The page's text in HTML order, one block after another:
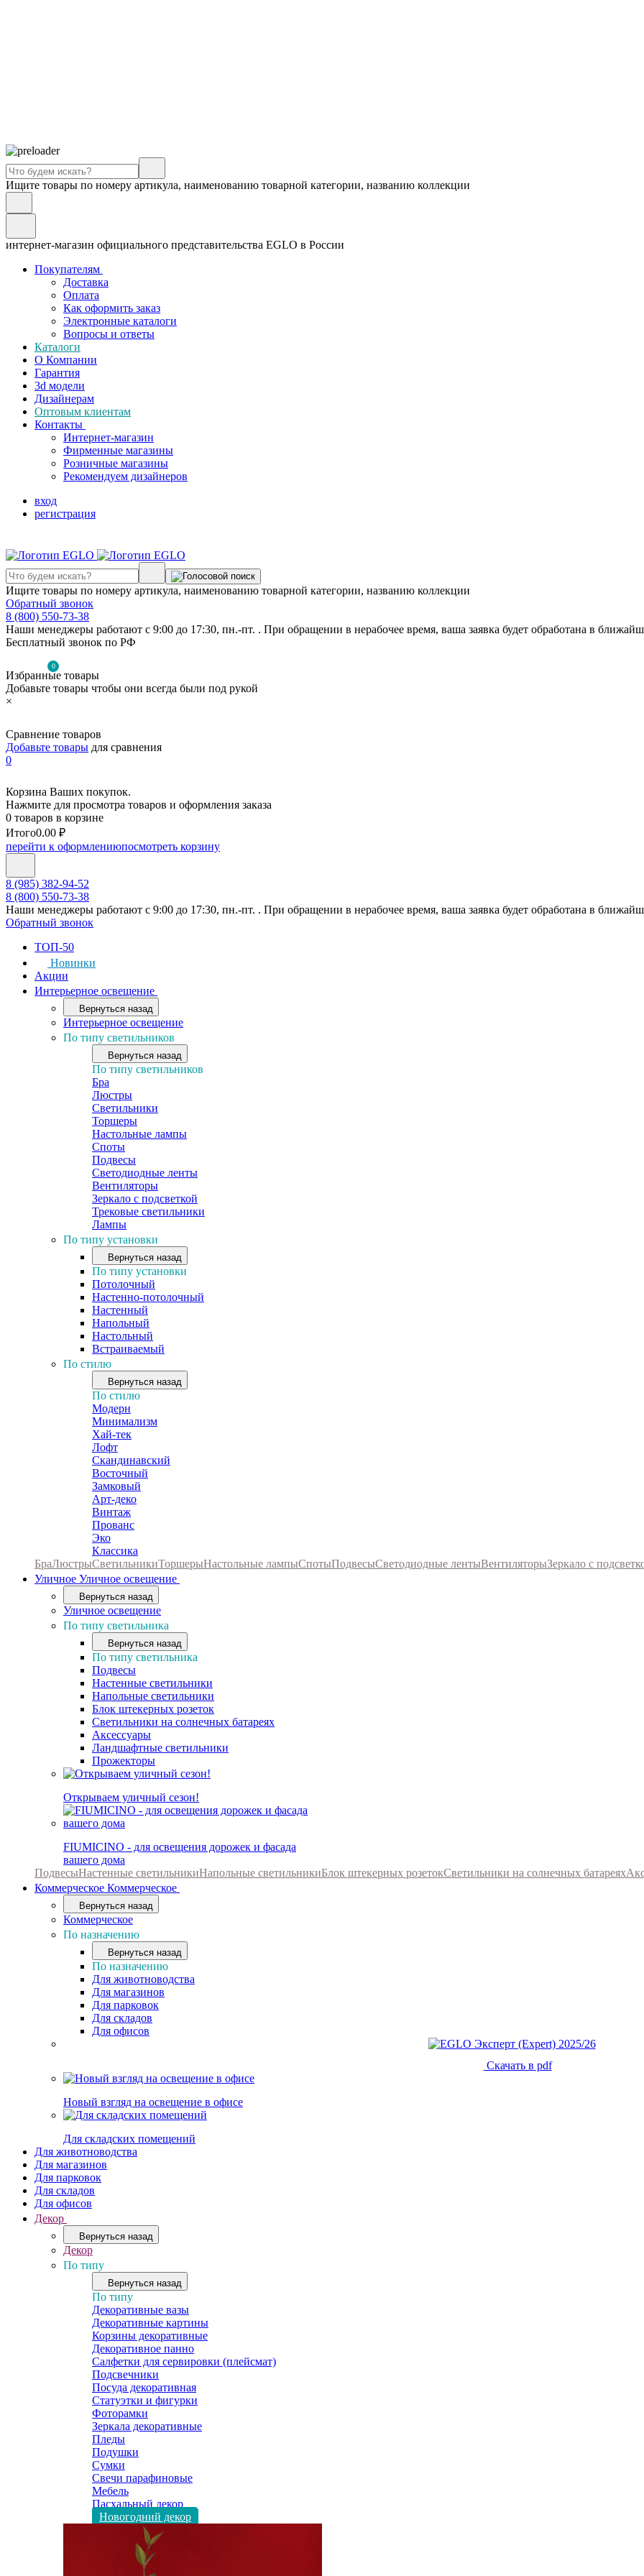
Ищите товары по номеру артикула, наименованию товарной категории, названию коллекции
интернет-магазин официального представительства EGLO в России
Покупателям
Доставка
Оплата
Как оформить заказ
Электронные каталоги
Вопросы и ответы
Каталоги
О Компании
Гарантия
3d модели
Дизайнерам
Оптовым клиентам
Контакты
Интернет-магазин
Фирменные магазины
Розничные магазины
Рекомендуем дизайнеров
вход
регистрация
Ищите товары по номеру артикула, наименованию товарной категории, названию коллекции
Обратный звонок
8 (800) 550-73-38
Наши менеджеры работают с 9:00 до 17:30, пн.-пт. . При обращении в нерабочее время, ваша заявка будет обработана в
Бесплатный звонок по РФ
0
Избранные товары
Добавьте товары чтобы они всегда были под рукой
×
Сравнение товаров
Добавьте товары для сравнения
0
Корзина Ваших покупок.
Нажмите для просмотра товаров и оформления заказа
0 товаров в корзине
Итого0.00 ₽
перейти к оформлениюпосмотреть корзину
8 (985) 382-94-52
8 (800) 550-73-38
Наши менеджеры работают с 9:00 до 17:30, пн.-пт. . При обращении в нерабочее время, ваша заявка будет обработана в
Обратный звонок
ТОП-50
Новинки
Акции
Интерьерное освещение
Вернуться назад
Интерьерное освещение
По типу светильников
Вернуться назад
По типу светильников
Бра
Люстры
Светильники
Торшеры
Настольные лампы
Споты
Подвесы
Светодиодные ленты
Вентиляторы
Зеркало с подсветкой
Трековые светильники
Лампы
По типу установки
Вернуться назад
По типу установки
Потолочный
Настенно-потолочный
Настенный
Напольный
Настольный
Встраиваемый
По стилю
Вернуться назад
По стилю
Модерн
Минимализм
Хай-тек
Лофт
Скандинавский
Восточный
Замковый
Арт-деко
Винтаж
Прованс
Эко
Классика
БраЛюстрыСветильникиТоршерыНастольные лампыСпотыПодвесыСветодиодные лентыВентиляторыЗеркало с
Уличное Уличное освещение
Вернуться назад
Уличное освещение
По типу светильника
Вернуться назад
По типу светильника
Подвесы
Настенные светильники
Напольные светильники
Блок штекерных розеток
Светильники на солнечных батареях
Аксессуары
Ландшафтные светильники
Прожекторы
Открываем уличный сезон!
FIUMICINO - для освещения дорожек и фасада
вашего дома
ПодвесыНастенные светильникиНапольные светильникиБлок штекерных розетокСветильники на солнечных батареях
Коммерческое Коммерческое
Вернуться назад
Коммерческое
По назначению
Вернуться назад
По назначению
Для животноводства
Для магазинов
Для парковок
Для складов
Для офисов
Скачать в pdf
Новый взгляд на освещение в офисе
Для складских помещений
Для животноводства
Для магазинов
Для парковок
Для складов
Для офисов
Декор
Вернуться назад
Декор
По типу
Вернуться назад
По типу
Декоративные вазы
Декоративные картины
Корзины декоративные
Декоративное панно
Салфетки для сервировки (плейсмат)
Подсвечники
Посуда декоративная
Статуэтки и фигурки
Фоторамки
Зеркала декоративные
Пледы
Подушки
Сумки
Свечи парафиновые
Мебель
Пасхальный декор
Новогодний декор